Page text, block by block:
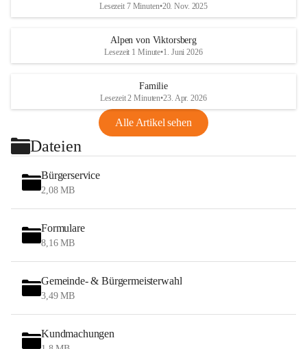
Lesezeit 7 Minuten•20. Nov. 2025
Alpen von Viktorsberg
Lesezeit 1 Minute•1. Juni 2026
Familie
Lesezeit 2 Minuten•23. Apr. 2026
Alle Artikel sehen
Dateien
Bürgerservice
2,08 MB
Formulare
8,16 MB
Gemeinde- & Bürgermeisterwahl
3,49 MB
Kundmachungen